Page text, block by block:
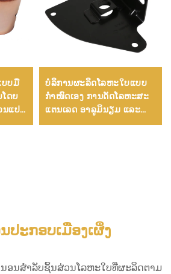
ບບມື
ດຍ
ນແປດັ້
ງການ
ບໍລິການຜະລິດໂລຫະໃບແບບ
ກຳໜົດເອງ ການດັດໂລຫະສະ
ແຕນເລດ ອາລູມິນຽມ ແລະ
ການຕັດດ້ວຍເລເຊີ
ປະກອບເມືອງເຜິ່ງ
ອນສຳລັບຊິ້ນສ່ວນໂລຫະໃບທີ່ຜະລິດຕາມ